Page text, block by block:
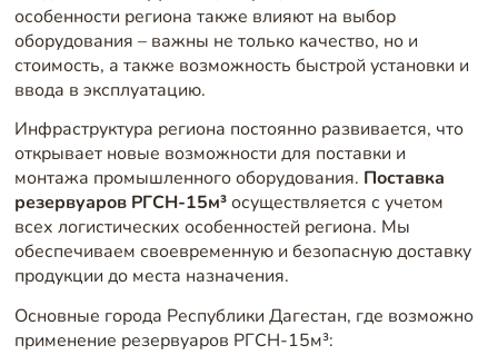
особенности региона также влияют на выбор
оборудования – важны не только качество, но и
стоимость, а также возможность быстрой установки и
ввода в эксплуатацию.
Инфраструктура региона постоянно развивается, что
открывает новые возможности для поставки и
монтажа промышленного оборудования. Поставка
резервуаров РГСН-15м³осуществляется с учетом
всех логистических особенностей региона. Мы
обеспечиваем своевременную и безопасную доставку
продукции до места назначения.
Основные города Республики Дагестан, где возможно
применение резервуаров РГСН-15м³: